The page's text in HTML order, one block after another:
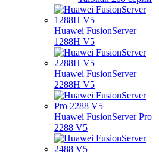
Huawei FusionServer
1288H V5
Huawei FusionServer
2288H V5
Huawei FusionServer Pro
2288 V5